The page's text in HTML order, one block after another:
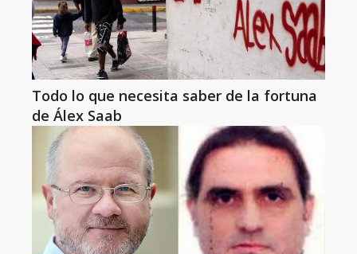
Todo lo que necesita saber de la fortuna
de Álex Saab